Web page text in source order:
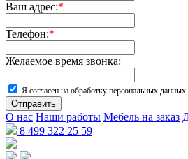
Ваш адрес:*
Телефон:*
Желаемое время звонка:
Я согласен на обработку персональных данных
Отправить
О нас Наши работы Мебель на заказ
8 499 322 25 59